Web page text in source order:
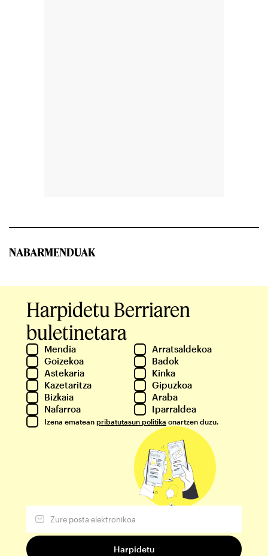
NABARMENDUAK
Harpidetu Berriaren
buletinetara
Mendia
Arratsaldekoa
Goizekoa
Badok
Astekaria
Kinka
Kazetaritza
Gipuzkoa
Bizkaia
Araba
Nafarroa
Iparraldea
Izena ematean pribatutasun politika onartzen duzu.